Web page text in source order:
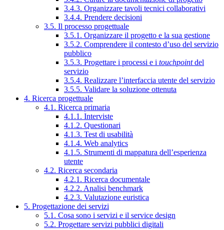
3.4.3. Organizzare tavoli tecnici collaborativi
3.4.4. Prendere decisioni
3.5. Il processo progettuale
3.5.1. Organizzare il progetto e la sua gestione
3.5.2. Comprendere il contesto d’uso del servizio
pubblico
3.5.3. Progettare i processi e i touchpointdel
servizio
3.5.4. Realizzare l’interfaccia utente del servizio
3.5.5. Validare la soluzione ottenuta
4. Ricerca progettuale
4.1. Ricerca primaria
4.1.1. Interviste
4.1.2. Questionari
4.1.3. Test di usabilità
4.1.4. Web analytics
4.1.5. Strumenti di mappatura dell’esperienza
utente
4.2. Ricerca secondaria
4.2.1. Ricerca documentale
4.2.2. Analisi benchmark
4.2.3. Valutazione euristica
5. Progettazione dei servizi
5.1. Cosa sono i servizi e il service design
5.2. Progettare servizi pubblici digitali